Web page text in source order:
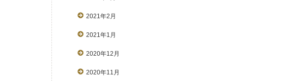
2021年2月
2021年1月
2020年12月
2020年11月